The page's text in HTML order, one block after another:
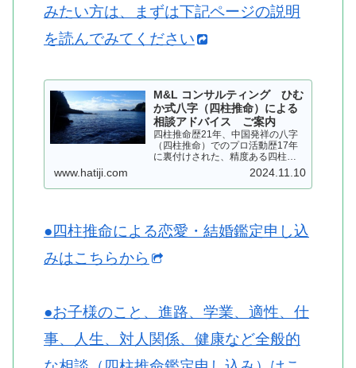
みたい方は、まずは下記ページの説明
を読んでみてください
M&L コンサルティング ひむ
か式八字（四柱推命）による
相談アドバイス ご案内
四柱推命歴21年、中国発祥の八字
（四柱推命）でのプロ活動歴17年
に裏付けされた、精度ある四柱推
命を用いて、皆さまにアドバイス
いたします。個人情報は厳守いた
します…
www.hatiji.com 2024.11.10
●四柱推命による恋愛・結婚鑑定申し込
みはこちらから
●お子様のこと、進路、学業、適性、仕
事、人生、対人関係、健康など全般的